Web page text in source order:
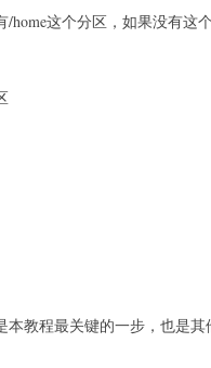
/home这个分区，如果没有
本教程最关键的一步，也是